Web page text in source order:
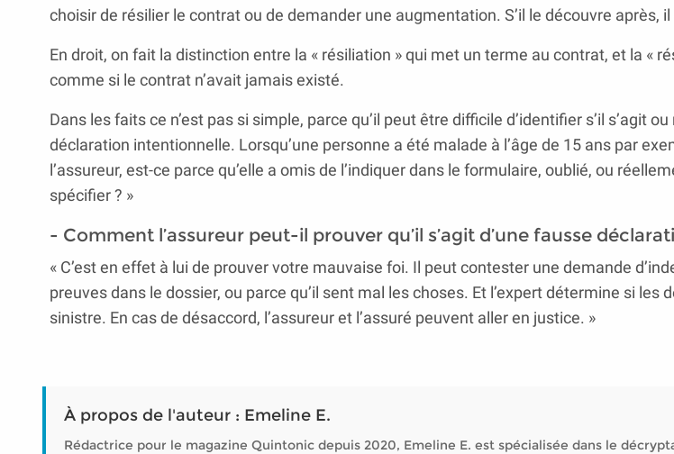
choisir de résilier le contrat ou de demander une augmentation. S’il le découvre après,
En droit, on fait la distinction entre la « résiliation » qui met un terme au contrat, et la «
comme si le contrat n’avait jamais existé.
Dans les faits ce n’est pas si simple, parce qu’il peut être difficile d’identifier s’il s’agit
déclaration intentionnelle. Lorsqu’une personne a été malade à l’âge de 15 ans par
l’assureur, est-ce parce qu’elle a omis de l’indiquer dans le formulaire, oublié, ou
spécifier ? »
- Comment l’assureur peut-il prouver qu’il s’agit d’une fausse
« C’est en effet à lui de prouver votre mauvaise foi. Il peut contester une demande
preuves dans le dossier, ou parce qu’il sent mal les choses. Et l’expert détermine si les
sinistre. En cas de désaccord, l’assureur et l’assuré peuvent aller en justice. »
À propos de l'auteur : Emeline E.
Rédactrice pour le magazine Quintonic depuis 2020, Emeline E. est spécialisée dans le